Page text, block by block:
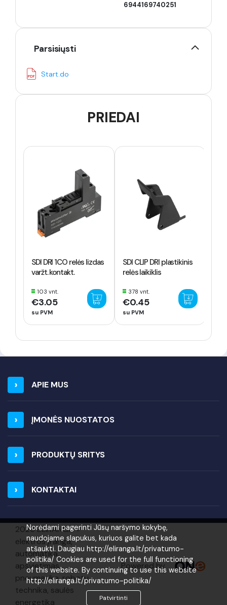
Norėdami pagerinti Jūsų naršymo kokybę,
naudojame slapukus, kuriuos galite bet kada
atšaukti. Daugiau http://eliranga.lt/privatumo-
politika/ Cookies are used for the full functioning
of this website. By continuing to use this website
http://eliranga.lt/privatumo-politika/
Patvirtinti
6944169740251
Parsisiųsti
Start.do
PRIEDAI
SDI DRI 1CO relės lizdas
varžt. kontakt.
103 vnt.
€3.05
su PVM
SDI CLIP DRI plastikinis
relės laikiklis
378 vnt.
€0.45
su PVM
APIE MUS
ĮMONĖS NUOSTATOS
PRODUKTŲ SRITYS
KONTAKTAI
2026 ELIRANGA =
elektros įranga,
automatika,
apšvietimas,
pneumatika, robotų
technika, saulės
energetika
Powered by